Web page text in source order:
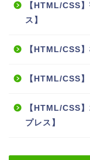
【HTML/CSS
ス】
【HTML/CSS
【HTML/CSS
【HTML/CSS
プレス】